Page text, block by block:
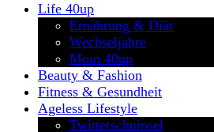
Life 40up
Ernährung & Diät
Wechseljahre
Mom 40up
Beauty & Fashion
Fitness & Gesundheit
Ageless Lifestyle
Twitterschnipsel